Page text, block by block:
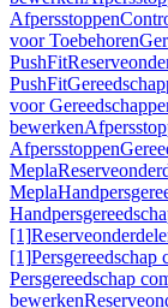
Afpersstoppen
voor Toebehoren
PushFit
PushFit
voor
bewerken
Afpersstoppen
Mepla
Mepla
[1]
[1]
Persgereedschap
bewerken